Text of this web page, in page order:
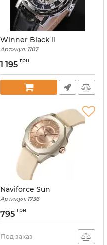
Winner Black II
Артикул:1107
1 195 грн
Naviforce Sun
Артикул:1736
795 грн
Под заказ